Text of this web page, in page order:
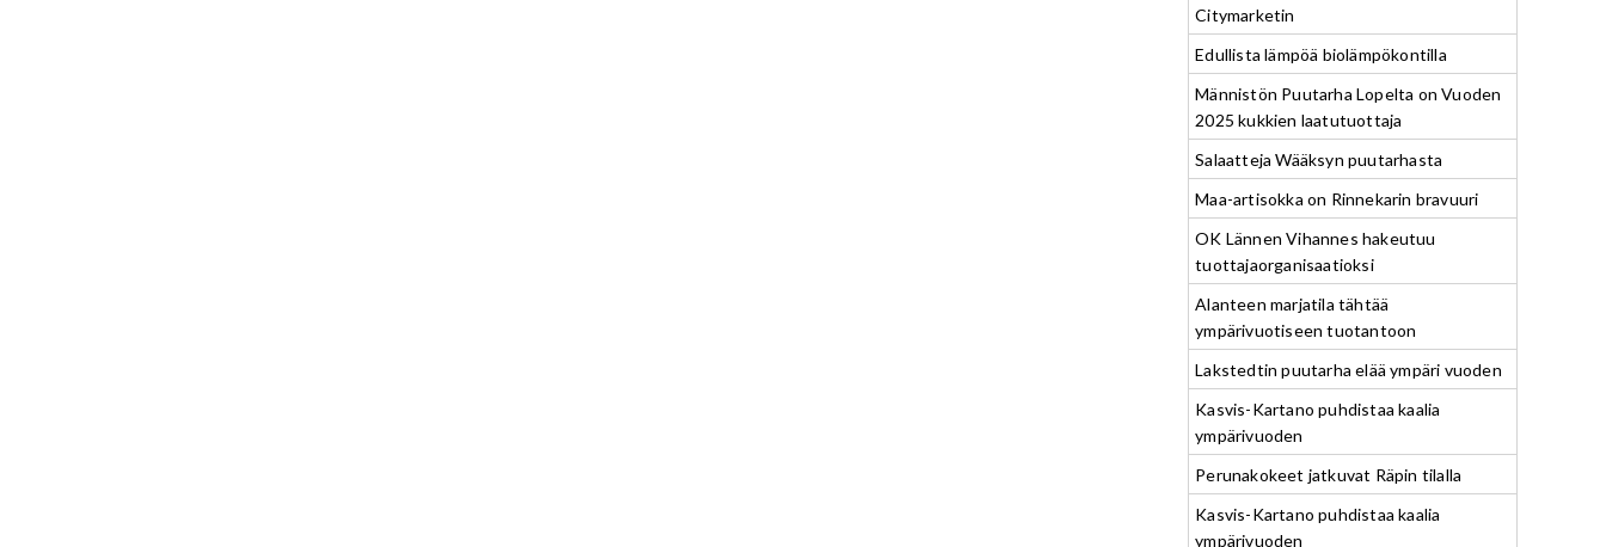
Citymarketin
Edullista lämpöä biolämpökontilla
Männistön Puutarha Lopelta on Vuoden
2025 kukkien laatutuottaja
Salaatteja Wääksyn puutarhasta
Maa-artisokka on Rinnekarin bravuuri
OK Lännen Vihannes hakeutuu
tuottajaorganisaatioksi
Alanteen marjatila tähtää
ympärivuotiseen tuotantoon
Lakstedtin puutarha elää ympäri vuoden
Kasvis-Kartano puhdistaa kaalia
ympärivuoden
Perunakokeet jatkuvat Räpin tilalla
Kasvis-Kartano puhdistaa kaalia
ympärivuoden